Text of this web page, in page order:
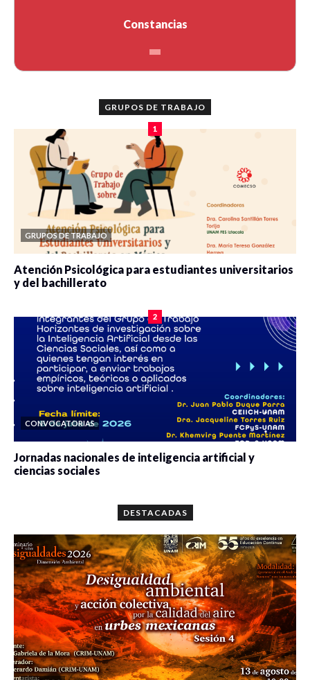
Constancias
GRUPOS DE TRABAJO
1
GRUPOS DE TRABAJO
Atención Psicológica para estudiantes universitarios
y del bachillerato
2
CONVOCATORIAS
Jornadas nacionales de inteligencia artificial y
ciencias sociales
DESTACADAS